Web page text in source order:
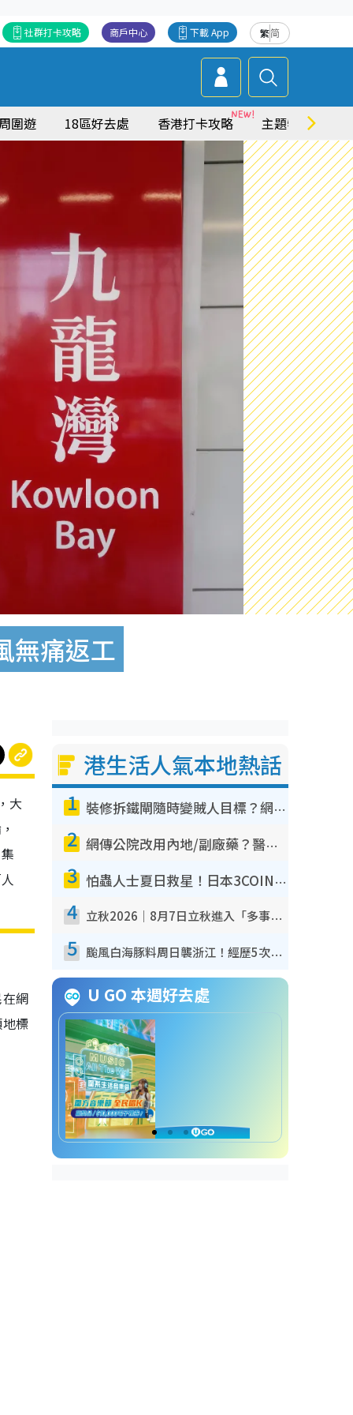
繁简
下載 App
商戶中心
社群打卡攻略
圍遊 18區好去處 香港打卡攻略 主題特集
無痛返工
大
網
標
港生活人氣本地熱話
1 裝修拆鐵閘隨時變賊人目標？網民揭2大關鍵用途：裝新式等於白裝？附新舊鐵閘分別
2 網傳公院改用內地/副廠藥？醫生拆解正副廠分別 揭4類人換藥隨時出事
3 怕蟲人士夏日救星！日本3COINS爆紅驅蟲神器$45起 1招「全程免觸碰」輕鬆搞定小強
4 立秋2026｜8月7日立秋進入「多事之秋」 3件事唔做得！專家教6招開運 清枱頭／銀包納氣接好運
5 颱風白海豚料周日襲浙江！經歷5次「眼牆置換」極罕見 成登陸內地最長途颱風
U GO 本週好去處